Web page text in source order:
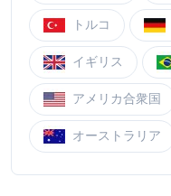
トルコ
イギリス
アメリカ合衆国
オーストラリア